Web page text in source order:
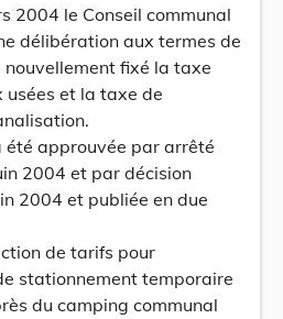
2004 le Conseil communal
délibération aux termes de
fixé la taxe
usées et la taxe de
approuvée par arrêté
2004 et par décision
2004 et publiée en due
de tarifs pour
stationnement temporaire
du camping communal